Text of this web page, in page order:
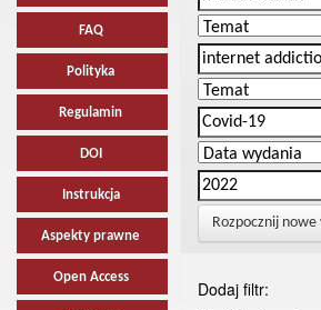
FAQ
Polityka
Regulamin
DOI
Instrukcja
Aspekty prawne
Open Access
Rozpocznij
Dodaj filtr: